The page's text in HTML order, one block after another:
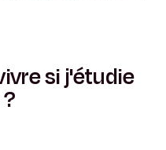
si j'étudie